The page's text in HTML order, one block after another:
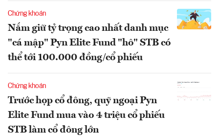
Chứng khoán
Nắm giữ tỷ trọng cao nhất danh mục
"cá mập" Pyn Elite Fund "hô" STB có
thể tới 100.000 đồng/cổ phiếu
Chứng khoán
Trước họp cổ đông, quỹ ngoại Pyn
Elite Fund mua vào 4 triệu cổ phiếu
STB làm cổ đông lớn